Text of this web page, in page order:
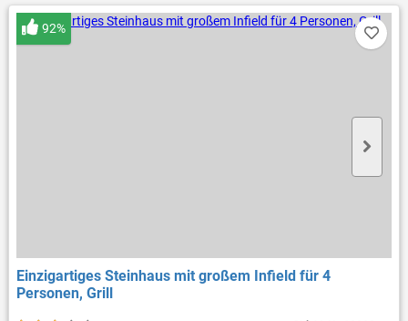
Einzigartiges Steinhaus mit großem Infield für 4
Personen, Grill
92%